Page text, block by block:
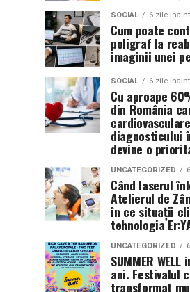
SOCIAL 6 zile
Cum poate
poligraf la
imaginii unei
SOCIAL 6 zile
Cu aproape
din România
diagnosticului
devine o
UNCATEGORIZED
Când laserul
Atelierul de
în ce situații
tehnologia
UNCATEGORIZED
SUMMER
ani. Festivalul
transformat